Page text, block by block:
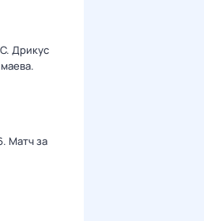
Дрикус
Матч за